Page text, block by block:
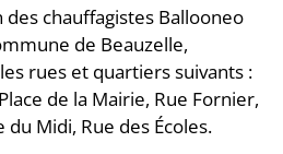
des chauffagistes Ballooneo
de Beauzelle,
rues et quartiers suivants :
de la Mairie, Rue Fornier,
du Midi, Rue des Écoles.